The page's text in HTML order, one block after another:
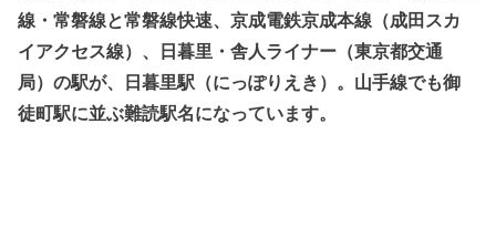
線・常磐線と常磐線快速、京成電鉄京成本線（成田スカ
イアクセス線）、日暮里・舎人ライナー（東京都交通
局）の駅が、日暮里駅（にっぽりえき）。山手線でも御
徒町駅に並ぶ難読駅名になっています。